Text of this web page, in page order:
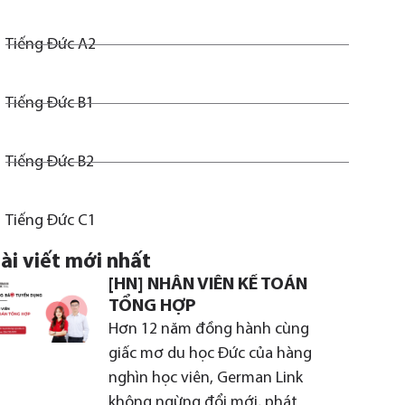
Tiếng Đức A2
Tiếng Đức B1
Tiếng Đức B2
Tiếng Đức C1
viết mới nhất
[HN] NHÂN VIÊN KẾ TOÁN
TỔNG HỢP
Hơn 12 năm đồng hành cùng
giấc mơ du học Đức của hàng
nghìn học viên, German Link